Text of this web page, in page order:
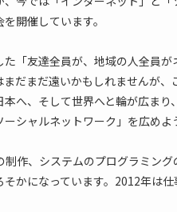
開催しています。
た「友達全員が、地域の人全員
だまだ遠いかもしれませんが、
へ、そして世界へと輪が広ま
シャルネットワーク」を広めよ
制作、システムのプログラミン
そかになっています。2012年は